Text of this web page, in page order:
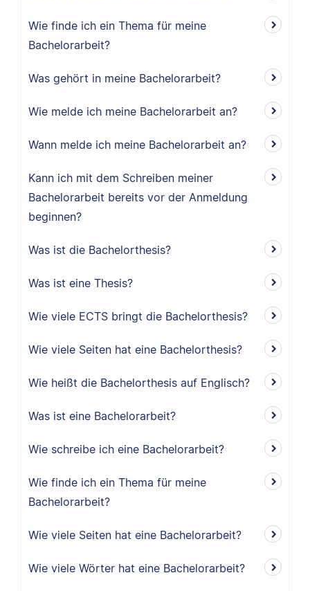
Wie finde ich ein Thema für meine
Bachelorarbeit?
Was gehört in meine Bachelorarbeit?
Wie melde ich meine Bachelorarbeit an?
Wann melde ich meine Bachelorarbeit an?
Kann ich mit dem Schreiben meiner
Bachelorarbeit bereits vor der Anmeldung
beginnen?
Was ist die Bachelorthesis?
Was ist eine Thesis?
Wie viele ECTS bringt die Bachelorthesis?
Wie viele Seiten hat eine Bachelorthesis?
Wie heißt die Bachelorthesis auf Englisch?
Was ist eine Bachelorarbeit?
Wie schreibe ich eine Bachelorarbeit?
Wie finde ich ein Thema für meine
Bachelorarbeit?
Wie viele Seiten hat eine Bachelorarbeit?
Wie viele Wörter hat eine Bachelorarbeit?